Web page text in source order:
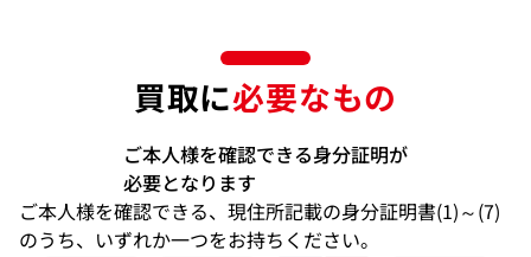
買取に必要なもの
ご本人様を確認できる身分証明が
必要となります
ご本人様を確認できる、現住所記載の身分証明書(1)～(7)
のうち、いずれか一つをお持ちください。